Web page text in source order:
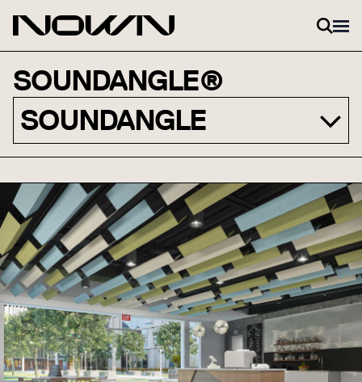
SOUNDANGLE®
SOUNDANGLE